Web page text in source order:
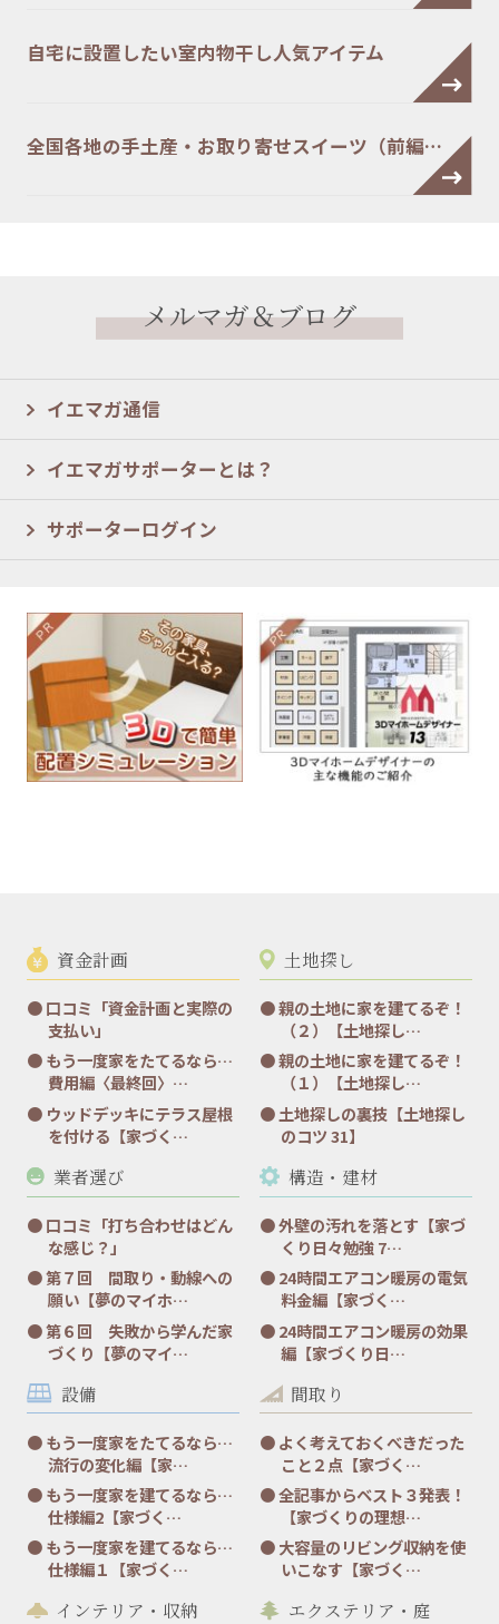
自宅に設置したい室内物干し人気アイテム
全国各地の手土産・お取り寄せスイーツ（前編…
メルマガ＆ブログ
イエマガ通信
イエマガサポーターとは？
サポーターログイン
資金計画
口コミ「資金計画と実際の
支払い」
もう一度家をたてるなら…
費用編〈最終回〉…
ウッドデッキにテラス屋根
を付ける【家づく…
土地探し
親の土地に家を建てるぞ！
（２）【土地探し…
親の土地に家を建てるぞ！
（１）【土地探し…
土地探しの裏技【土地探し
のコツ 31】
業者選び
口コミ「打ち合わせはどん
な感じ？」
第７回 間取り・動線への
願い【夢のマイホ…
第６回 失敗から学んだ家
づくり【夢のマイ…
構造・建材
外壁の汚れを落とす【家づ
くり日々勉強 7…
24時間エアコン暖房の電気
料金編【家づく…
24時間エアコン暖房の効果
編【家づくり日…
設備
もう一度家をたてるなら…
流行の変化編【家…
もう一度家を建てるなら…
仕様編2【家づく…
もう一度家を建てるなら…
仕様編１【家づく…
間取り
よく考えておくべきだった
こと２点【家づく…
全記事からベスト３発表！
【家づくりの理想…
大容量のリビング収納を使
いこなす【家づく…
インテリア・収納 エクステリア・庭